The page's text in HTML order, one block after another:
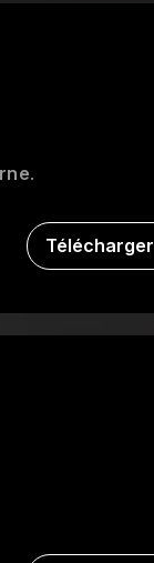
.
Télécharger